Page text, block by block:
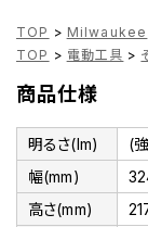
TOP > Milwaukee
TOP > 電動工具 >
商品仕様
明るさ(lm)
(
幅(mm)
高さ(mm)